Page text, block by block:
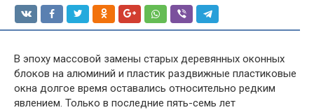
В эпоху массовой замены старых деревянных оконных
блоков на алюминий и пластик раздвижные пластиковые
окна долгое время оставались относительно редким
явлением. Только в последние пять-семь лет